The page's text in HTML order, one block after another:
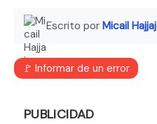
Escrito por Micail Hajjaj
🚩 Informar de un error
PUBLICIDAD